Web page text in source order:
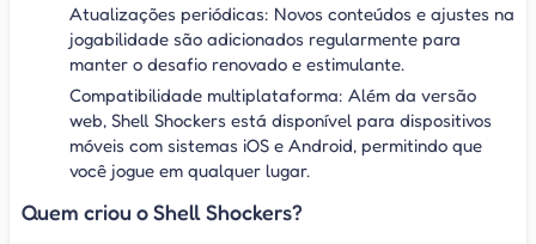
Atualizações periódicas: Novos conteúdos e ajustes na
jogabilidade são adicionados regularmente para
manter o desafio renovado e estimulante.
Compatibilidade multiplataforma: Além da versão
web, Shell Shockers está disponível para dispositivos
móveis com sistemas iOS e Android, permitindo que
você jogue em qualquer lugar.
Quem criou o Shell Shockers?